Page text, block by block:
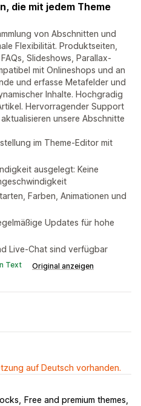
die mit jedem Theme
von Abschnitten und
Flexibilität. Produktseiten,
Slideshows, Parallax-
mit Onlineshops und an
und erfasse Metafelder und
Inhalte. Hochgradig
Hervorragender Support
unsere Abschnitte
im Theme-Editor mit
ausgelegt: Keine
Farben, Animationen und
Updates für hohe
Live-Chat sind verfügbar
Text Original anzeigen
auf Deutsch vorhanden.
Free and premium themes